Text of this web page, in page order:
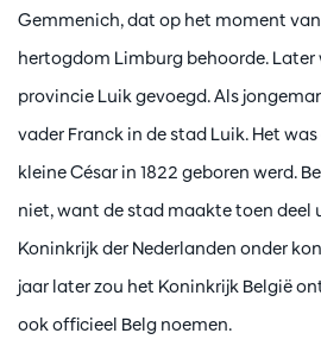
Gemmenich, dat op het moment
hertogdom Limburg behoorde. Later
provincie Luik gevoegd. Als
vader Franck in de stad Luik. Het
kleine César in 1822 geboren werd.
niet, want de stad maakte toen deel
Koninkrijk der Nederlanden onder
jaar later zou het Koninkrijk België
ook officieel Belg noemen.